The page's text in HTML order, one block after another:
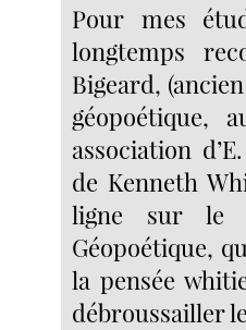
Pour mes
longtemps
Bigeard,
géopoétique,
association
de Kenneth
ligne sur le
Géopoétique,
la pensée
débroussailler